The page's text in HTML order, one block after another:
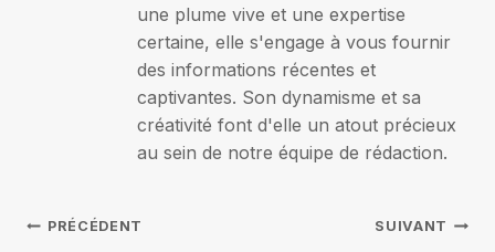
une plume vive et une expertise
certaine, elle s'engage à vous fournir
des informations récentes et
captivantes. Son dynamisme et sa
créativité font d'elle un atout précieux
au sein de notre équipe de rédaction.
Navigation
PRÉCÉDENT SUIVANT